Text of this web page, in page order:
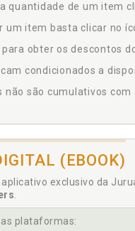
a quantidade de um item
um item basta clicar no
obter os descontos
condicionados a
não são cumulativos com
(EBOOK)
exclusivo da
plataformas: